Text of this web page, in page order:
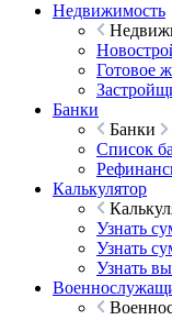
Недвижимость
Готовое
Банки
Банки
Список
Калькулятор
Узнать
Узнать
Узнать